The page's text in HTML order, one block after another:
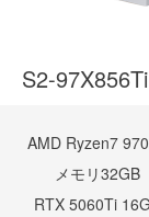
S2-
AMD Ryzen7
メモリ32GB
RTX 5060Ti